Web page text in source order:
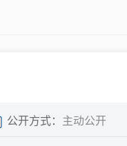
公开方式： 主动公开